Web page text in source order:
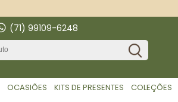
(71) 99109-6248
OCASIÕES KITS DE PRESENTES COLEÇÕES